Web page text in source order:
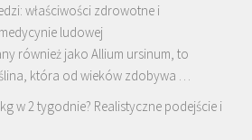
właściwości zdrowotne i
ludowej
również jako Allium ursinum, to
która od wieków zdobywa …
w 2 tygodnie? Realistyczne podejście i